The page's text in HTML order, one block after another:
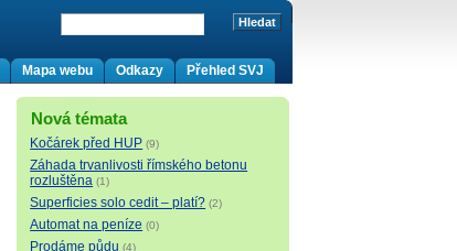
Přehled SVJ
Odkazy
Mapa webu
Nová témata
Kočárek před HUP (9)
Záhada trvanlivosti římského betonu
rozluštěna (1)
Superficies solo cedit – platí? (2)
Automat na peníze (0)
Prodáme půdu (4)